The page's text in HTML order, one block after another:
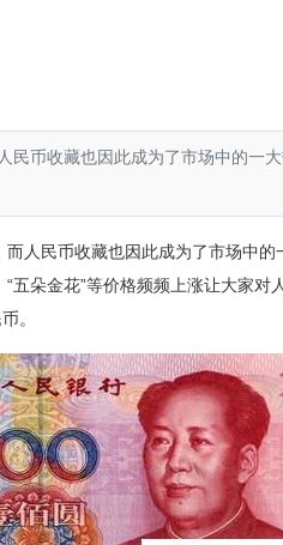
币收藏也因此成为了市场中的一
人民币收藏也因此成为了市场中
五朵金花”等价格频频上涨让大家
。